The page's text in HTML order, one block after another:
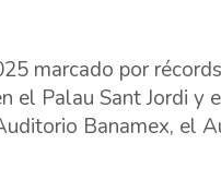
marcado por
el Palau Sant Jordi y
Banamex, el